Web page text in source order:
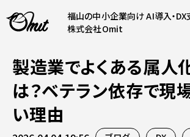
福山の中小企業向け AI導入・DX
株式会社Omit
事業内容
AI導入支援
製造業でよくある属人
は？ベテラン依存で現
い理由